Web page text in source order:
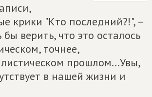
крики "Кто последний?!", –
бы верить, что это осталось
точнее,
прошлом...Увы,
в нашей жизни и